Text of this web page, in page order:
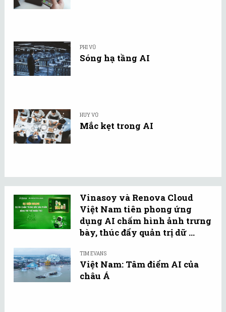
PHI VŨ
Sóng hạ tầng AI
HUY VŨ
Mắc kẹt trong AI
Vinasoy và Renova Cloud
Việt Nam tiên phong ứng
dụng AI chấm hình ảnh trưng
bày, thúc đẩy quản trị dữ ...
TIM EVANS
Việt Nam: Tâm điểm AI của
châu Á